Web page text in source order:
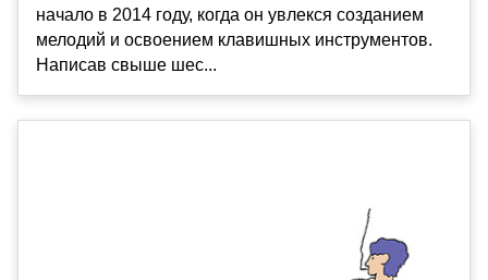
начало в 2014 году, когда он увлекся созданием
мелодий и освоением клавишных инструментов.
Написав свыше шес...